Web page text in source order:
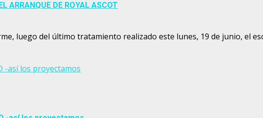
ARRANQUE DE ROYAL ASCOT
luego del último tratamiento realizado este lunes, 19 de junio, el
-así los proyectamos